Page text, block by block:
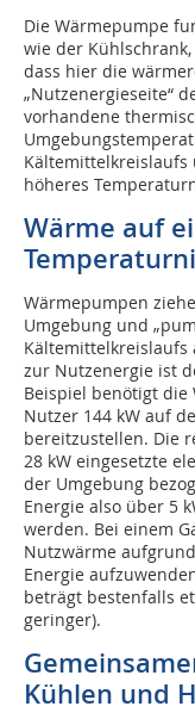
Die Wärmepumpe
wie der
dass hier die
„Nutzenergieseite“
vorhandene
Kältemittelkreislaufs
höheres
Wärme auf
Wärmepumpen
Umgebung und
Kältemittelkreislaufs
zur Nutzenergie ist
Beispiel benötigt die
Nutzer 144 kW auf
bereitzustellen. Die
28 kW eingesetzte
der Umgebung
Energie also über 5
werden. Bei einem
Nutzwärme
Energie
beträgt bestenfalls
geringer).
Kühlen und